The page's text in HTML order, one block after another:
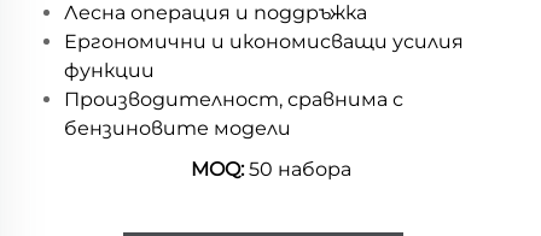
Лесна операция и поддръжка
Ергономични и икономисващи усилия
функции
Производителност, сравнима с
бензиновите модели
MOQ:50 набора